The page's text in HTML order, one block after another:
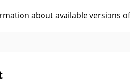
about available versions